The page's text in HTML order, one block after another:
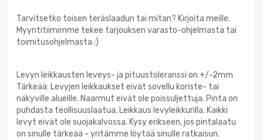
Tarvitsetko toisen teräslaadun tai mitan? Kirjoita meille.
Myyntitiimimme tekee tarjouksen varasto-ohjelmasta tai
toimitusohjelmasta :)
Levyn leikkausten leveys- ja pituustoleranssi on +/-2mm
Tärkeää: Levyjen leikkaukset eivät sovellu koriste- tai
näkyville alueille. Naarmut eivät ole poissuljettuja. Pinta on
puhdasta teollisuuslaatua. Leikkaus levyleikkurilla. Kaikki
levyt eivät ole suojakalvossa. Kysy erikseen, jos pintalaatu
on sinulle tärkeää - yritämme löytää sinulle ratkaisun.